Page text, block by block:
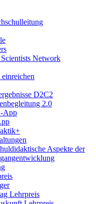
Network
D2C2
2.0
App
Aspekte der
Lehrpreis